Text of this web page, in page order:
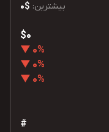
بیشترین: $0
$0
0% ▼
0% ▼
0% ▼
#